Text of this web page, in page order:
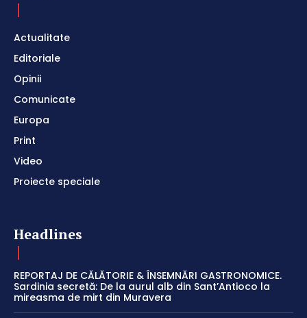
Actualitate
Editoriale
Opinii
Comunicate
Europa
Print
Video
Proiecte speciale
Headlines
REPORTAJ DE CĂLĂTORIE & ÎNSEMNĂRI GASTRONOMICE.
Sardinia secretă: De la aurul alb din Sant’Antioco la
mireasma de mirt din Muravera